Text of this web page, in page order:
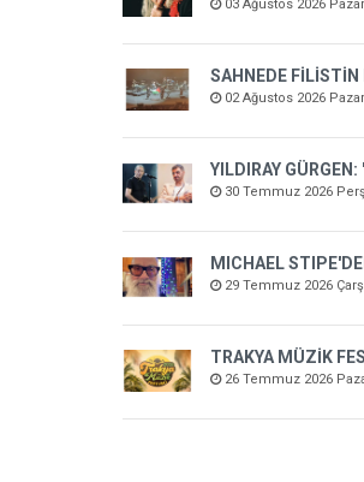
03 Ağustos 2026
SAHNEDE FİLİSTİN
02 Ağustos 2026
YILDIRAY
30 Temmuz 2026
MICHAEL
29 Temmuz 2026
TRAKYA MÜZİK
26 Temmuz 2026